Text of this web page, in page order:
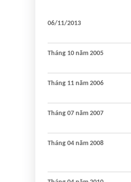
06/11/2013
Tháng 10 năm 2005
Tháng 11 năm 2006
Tháng 07 năm 2007
Tháng 04 năm 2008